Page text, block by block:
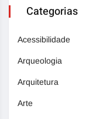
Categorias
Acessibilidade
Arqueologia
Arquitetura
Arte